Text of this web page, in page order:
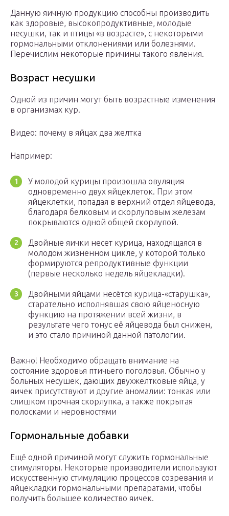
Данную яичную продукцию способны производить
как здоровые, высокопродуктивные, молодые
несушки, так и птицы «в возрасте», с некоторыми
гормональными отклонениями или болезнями.
Перечислим некоторые причины такого явления.
Возраст несушки
Одной из причин могут быть возрастные изменения
в организмах кур.
Видео: почему в яйцах два желтка
Например:
У молодой курицы произошла овуляция
одновременно двух яйцеклеток. При этом
яйцеклетки, попадая в верхний отдел яйцевода,
благодаря белковым и скорлуповым железам
покрываются одной общей скорлупой.
Двойные яички несет курица, находящаяся в
молодом жизненном цикле, у которой только
формируются репродуктивные функции
(первые несколько недель яйцекладки).
Двойными яйцами несётся курица-«старушка»,
старательно исполнявшая свою яйценосную
функцию на протяжении всей жизни, в
результате чего тонус её яйцевода был снижен,
и это стало причиной данной патологии.
Важно! Необходимо обращать внимание на
состояние здоровья птичьего поголовья. Обычно у
больных несушек, дающих двухжелтковые яйца, у
яичек присутствуют и другие аномалии: тонкая или
слишком прочная скорлупка, а также покрытая
полосками и неровностями
Гормональные добавки
Ещё одной причиной могут служить гормональные
стимуляторы. Некоторые производители используют
искусственную стимуляцию процессов созревания и
яйцекладки гормональными препаратами, чтобы
получить большее количество яичек.